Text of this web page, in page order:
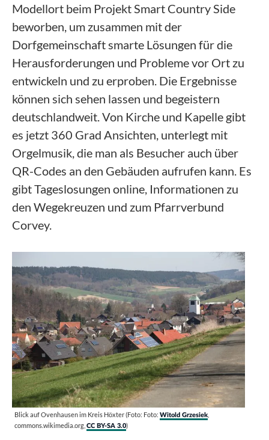
Modellort beim Projekt Smart Country Side
beworben, um zusammen mit der
Dorfgemeinschaft smarte Lösungen für die
Herausforderungen und Probleme vor Ort zu
entwickeln und zu erproben. Die Ergebnisse
können sich sehen lassen und begeistern
deutschlandweit. Von Kirche und Kapelle gibt
es jetzt 360 Grad Ansichten, unterlegt mit
Orgelmusik, die man als Besucher auch über
QR-Codes an den Gebäuden aufrufen kann. Es
gibt Tageslosungen online, Informationen zu
den Wegekreuzen und zum Pfarrverbund
Corvey.
Blick auf Ovenhausen im Kreis Höxter (Foto: Foto: Witold Grzesiek
commons.wikimedia.org, CC BY-SA 3.0)